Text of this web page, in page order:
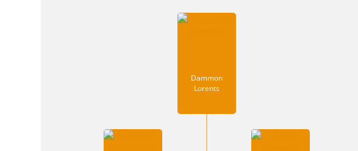
Dammon
Lorents